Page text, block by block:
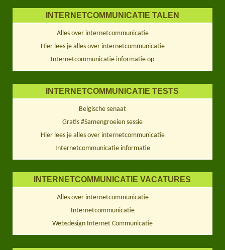
INTERNETCOMMUNICATIE TALEN
Alles over internetcommunicatie
Hier lees je alles over internetcommunicatie
Internetcommunicatie informatie op
INTERNETCOMMUNICATIE TESTS
Belgische senaat
Gratis #Samengroeien sessie
Hier lees je alles over internetcommunicatie
Internetcommunicatie informatie
INTERNETCOMMUNICATIE VACATURES
Alles over internetcommunicatie
Internetcommunicatie
Websdesign Internet Communicatie